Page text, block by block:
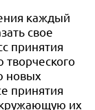
каждый
свое
принятия
творческого
новых
принятия
их